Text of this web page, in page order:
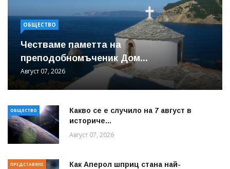
ОБЩЕСТВО
Честваме паметта на
преподобномъченик Дом...
Август 07, 2026
ОБЩЕСТВО
Какво се е случило на 7 август в
историче...
Август 07, 2026
ПРЕДСТАВЯНЕ
Как Аперол шприц стана най-